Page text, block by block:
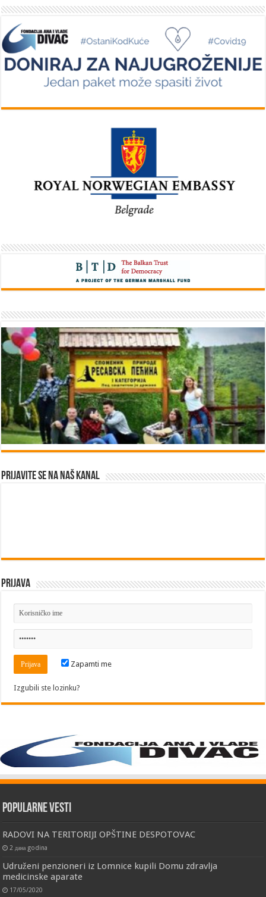
Prijavite se na naš kanal
Prijava
Zapamti me
Izgubili ste lozinku?
Popularne vesti
RADOVI NA TERITORIJI OPŠTINE DESPOTOVAC
2 дана godina
Udruženi penzioneri iz Lomnice kupili Domu zdravlja
medicinske aparate
17/05/2020